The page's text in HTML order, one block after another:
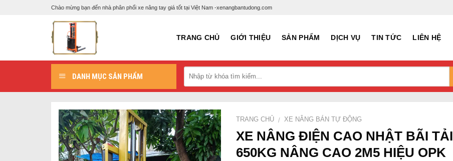
Chào mừng bạn đến nhà phân phối xe nâng tay giá tốt tại Việt Nam -xenangbantudong.com
TRANG CHỦ GIỚI THIỆU SẢN PHẨM DỊCH VỤ TIN TỨC LIÊN HỆ
DANH MỤC SẢN PHẨM
TRANG CHỦ / XE NÂNG BÁN TỰ ĐỘNG
XE NÂNG ĐIỆN CAO NHẬT BÃI TẢI
650KG NÂNG CAO 2M5 HIỆU OPK